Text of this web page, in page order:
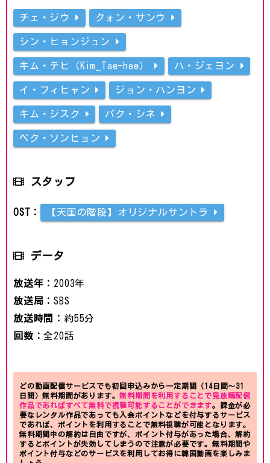
チェ・ジウ クォン・サンウ
シン・ヒョンジュン
キム・テヒ（Kim_Tae-hee） ハ・ジェヨン
イ・フィヒャン ジョン・ハンヨン
キム・ジスク パク・シネ
ペク・ソンヒョン
スタッフ
OST： 【天国の階段】オリジナルサントラ
データ
放送年： 2003年
放送局：SBS
放送時間： 約55分
回数：全20話
どの動画配信サービスでも初回申込みから一定期間（14日間～31
日間）無料期間があります。無料期間を利用することで見放題配信
作品であればすべて無料で視聴可能することができます。課金が必
要なレンタル作品であっても入会ポイントなどを付与するサービス
であれば、ポイントを利用することで無料視聴が可能となります。
無料期間中の解約は自由ですが、ポイント付与があった場合、解約
するとポイントが失効してしまうので注意が必要です。無料期間や
ポイント付与などのサービスを利用してお得に韓国動画を楽しみま